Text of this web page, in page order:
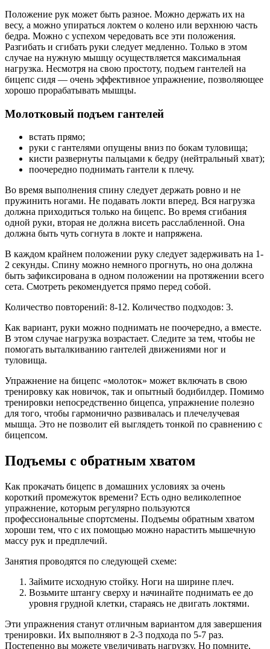
Положение рук может быть разное. Можно держать их на
весу, а можно упираться локтем о колено или верхнюю часть
бедра. Можно с успехом чередовать все эти положения.
Разгибать и сгибать руки следует медленно. Только в этом
случае на нужную мышцу осуществляется максимальная
нагрузка. Несмотря на свою простоту, подъем гантелей на
бицепс сидя — очень эффективное упражнение, позволяющее
хорошо прорабатывать мышцы.
Молотковый подъем гантелей
встать прямо;
руки с гантелями опущены вниз по бокам туловища;
кисти развернуты пальцами к бедру (нейтральный хват);
поочередно поднимать гантели к плечу.
Во время выполнения спину следует держать ровно и не
пружинить ногами. Не подавать локти вперед. Вся нагрузка
должна приходиться только на бицепс. Во время сгибания
одной руки, вторая не должна висеть расслабленной. Она
должна быть чуть согнута в локте и напряжена.
В каждом крайнем положении руку следует задерживать на 1-
2 секунды. Спину можно немного прогнуть, но она должна
быть зафиксирована в одном положении на протяжении всего
сета. Смотреть рекомендуется прямо перед собой.
Количество повторений: 8-12. Количество подходов: 3.
Как вариант, руки можно поднимать не поочередно, а вместе.
В этом случае нагрузка возрастает. Следите за тем, чтобы не
помогать выталкиванию гантелей движениями ног и
туловища.
Упражнение на бицепс «молоток» может включать в свою
тренировку как новичок, так и опытный бодибилдер. Помимо
тренировки непосредственно бицепса, упражнение полезно
для того, чтобы гармонично развивалась и плечелучевая
мышца. Это не позволит ей выглядеть тонкой по сравнению с
бицепсом.
Подъемы с обратным хватом
Как прокачать бицепс в домашних условиях за очень
короткий промежуток времени? Есть одно великолепное
упражнение, которым регулярно пользуются
профессиональные спортсмены. Подъемы обратным хватом
хороши тем, что с их помощью можно нарастить мышечную
массу рук и предплечий.
Занятия проводятся по следующей схеме:
Займите исходную стойку. Ноги на ширине плеч.
Возьмите штангу сверху и начинайте поднимать ее до
уровня грудной клетки, стараясь не двигать локтями.
Эти упражнения станут отличным вариантом для завершения
тренировки. Их выполняют в 2-3 подхода по 5-7 раз.
Постепенно вы можете увеличивать нагрузку. Но помните,